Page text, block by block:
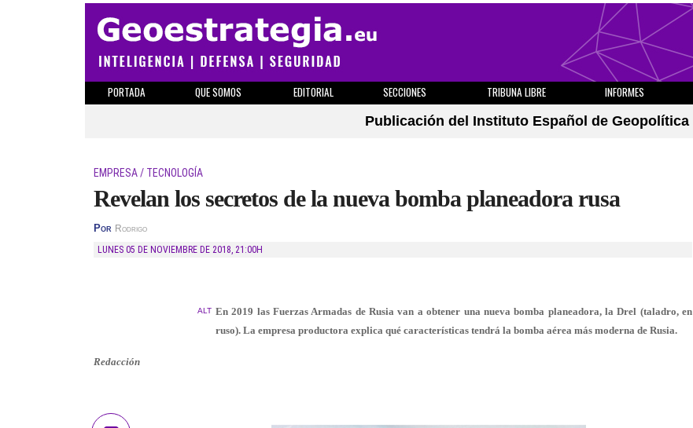
PORTADA QUE SOMOS EDITORIAL SECCIONES TRIBUNA LIBRE INFORMES
Publicación del Instituto Español de Geopolítica
EMPRESA / TECNOLOGÍA
Revelan los secretos de la nueva bomba planeadora rusa
Por Rodrigo
LUNES 05 DE NOVIEMBRE DE 2018, 21:00H
ALT En 2019 las Fuerzas Armadas de Rusia van a obtener una nueva bomba planeadora, la Drel (taladro, en
ruso). La empresa productora explica qué características tendrá la bomba aérea más moderna de Rusia.
Redacción